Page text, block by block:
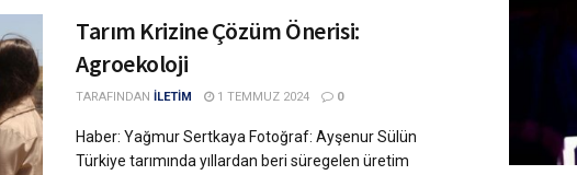
Tarım Krizine Çözüm Önerisi:
Agroekoloji
TARAFINDAN İLETİM 1 TEMMUZ 2024 0
Haber: Yağmur Sertkaya Fotoğraf: Ayşenur Sülün
Türkiye tarımında yıllardan beri süregelen üretim